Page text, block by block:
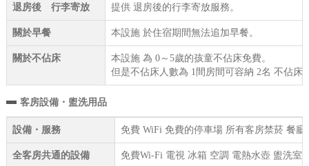
退房後 行李寄放 提供 退房後的行李寄放服務。
關於早餐 本設施 於住宿期間無法追加早餐。
關於不佔床
本設施 為 0～5歲的孩童不佔床免費。
但是不佔床人數為 1間房間可容納 2名 不佔床
客房設備・盥洗用品
設備・服務 免費 WiFi 免費的停車場 所有客房禁菸 餐
全客房共通的設備 免費Wi-Fi 電視 冰箱 空調 電熱水壺 盥洗室